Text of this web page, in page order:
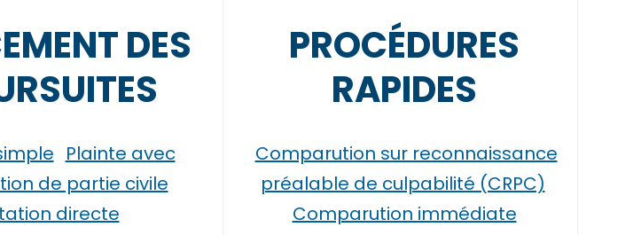
DES
Plainte avec
de partie civile
directe
PROCÉDURES
RAPIDES
Comparution sur reconnaissance
préalable de culpabilité (CRPC)
Comparution immédiate